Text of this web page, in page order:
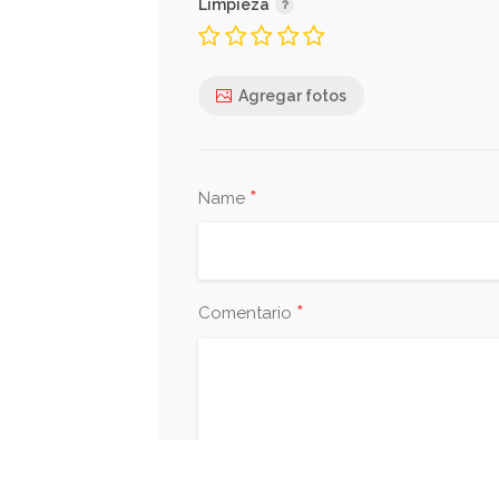
Limpieza
Agregar fotos
Name *
Comentario *